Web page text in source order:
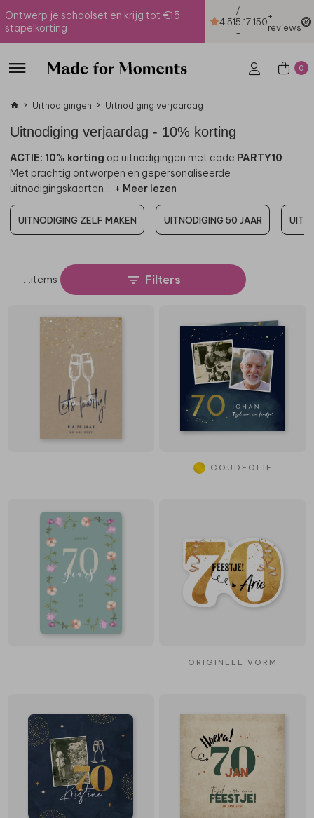
Ontwerp je schoolset en krijg tot €15
stapelkorting
4.51
/
5
-
17.150+
reviews
0
Uitnodigingen Uitnodiging verjaardag
Uitnodiging verjaardag - 10% korting
ACTIE: 10% korting op uitnodigingen met code PARTY10 -
Met prachtig ontworpen en gepersonaliseerde
uitnodigingskaarten ... + Meer lezen
UITNODIGING ZELF MAKEN UITNODIGING 50 JAAR
…items Filters
GOUDFOLIE
ORIGINELE VORM